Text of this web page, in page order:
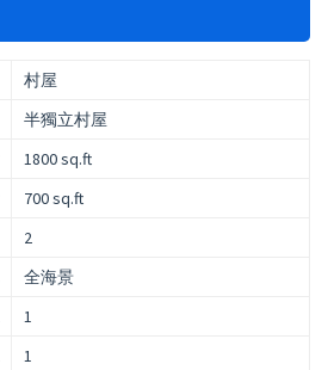
村屋
半獨立村屋
1800 sq.ft
700 sq.ft
2
全海景
1
1